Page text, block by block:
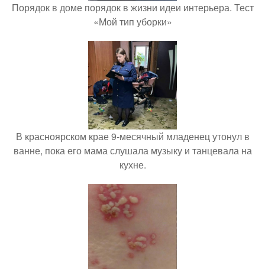
Порядок в доме порядок в жизни идеи интерьера. Тест
«Мой тип уборки»
В красноярском крае 9-месячный младенец утонул в
ванне, пока его мама слушала музыку и танцевала на
кухне.